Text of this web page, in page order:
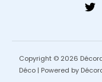
Copyright © 2026
Déco | Powered by